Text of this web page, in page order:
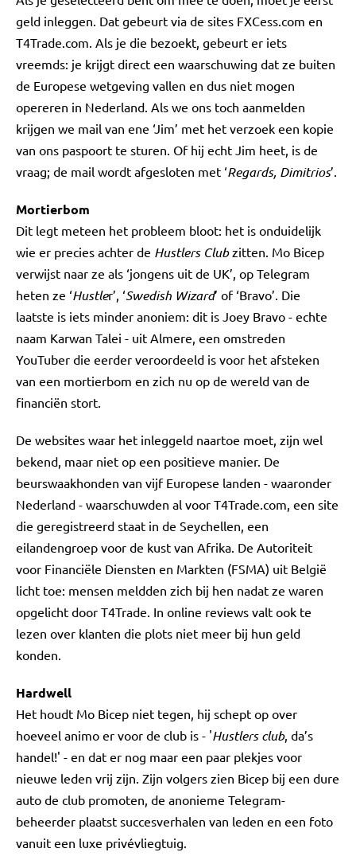
geld inleggen. Dat gebeurt via de sites FXCess.com en
T4Trade.com. Als je die bezoekt, gebeurt er iets
vreemds: je krijgt direct een waarschuwing dat ze buiten
de Europese wetgeving vallen en dus niet mogen
opereren in Nederland. Als we ons toch aanmelden
krijgen we mail van ene ‘Jim’ met het verzoek een kopie
van ons paspoort te sturen. Of hij echt Jim heet, is de
vraag; de mail wordt afgesloten met ‘Regards, Dimitrios’.
Mortierbom
Dit legt meteen het probleem bloot: het is onduidelijk
wie er precies achter de Hustlers Clubzitten. Mo Bicep
verwijst naar ze als ‘jongens uit de UK’, op Telegram
heten ze ‘Hustler’, ‘Swedish Wizard’ of ‘Bravo’. Die
laatste is iets minder anoniem: dit is Joey Bravo - echte
naam Karwan Talei - uit Almere, een omstreden
YouTuber die eerder veroordeeld is voor het afsteken
van een mortierbom en zich nu op de wereld van de
financiën stort.
De websites waar het inleggeld naartoe moet, zijn wel
bekend, maar niet op een positieve manier. De
beurswaakhonden van vijf Europese landen - waaronder
Nederland - waarschuwden al voor T4Trade.com, een site
die geregistreerd staat in de Seychellen, een
eilandengroep voor de kust van Afrika. De Autoriteit
voor Financiële Diensten en Markten (FSMA) uit België
licht toe: mensen meldden zich bij hen nadat ze waren
opgelicht door T4Trade. In online reviews valt ook te
lezen over klanten die plots niet meer bij hun geld
konden.
Hardwell
Het houdt Mo Bicep niet tegen, hij schept op over
hoeveel animo er voor de club is - 'Hustlers club, da’s
handel!' - en dat er nog maar een paar plekjes voor
nieuwe leden vrij zijn. Zijn volgers zien Bicep bij een dure
auto de club promoten, de anonieme Telegram-
beheerder plaatst succesverhalen van leden en een foto
vanuit een luxe privévliegtuig.